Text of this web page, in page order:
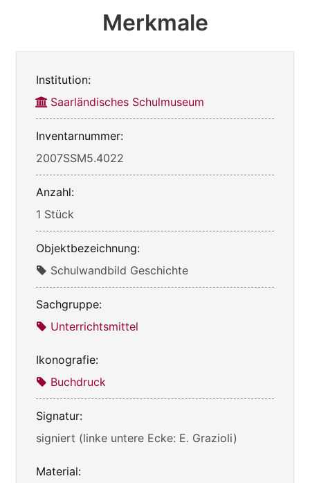
Merkmale
Institution:
Saarländisches Schulmuseum
Inventarnummer:
2007SSM5.4022
Anzahl:
1 Stück
Objektbezeichnung:
Schulwandbild Geschichte
Sachgruppe:
Unterrichtsmittel
Ikonografie:
Buchdruck
Signatur:
signiert (linke untere Ecke: E. Grazioli)
Material: